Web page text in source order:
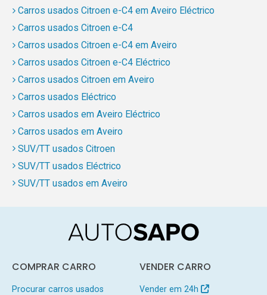
Carros usados Citroen e-C4 em Aveiro Eléctrico
Carros usados Citroen e-C4
Carros usados Citroen e-C4 em Aveiro
Carros usados Citroen e-C4 Eléctrico
Carros usados Citroen em Aveiro
Carros usados Eléctrico
Carros usados em Aveiro Eléctrico
Carros usados em Aveiro
SUV/TT usados Citroen
SUV/TT usados Eléctrico
SUV/TT usados em Aveiro
COMPRAR CARRO
Procurar carros usados
VENDER CARRO
Vender em 24h